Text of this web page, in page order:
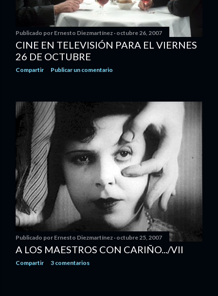
Compartir 1 comentario
Publicado por Ernesto Diezmartínez octubre 26, 2007
CINE EN TELEVISIÓN PARA EL VIERNES
26 DE OCTUBRE
Compartir Publicar un comentario
Publicado por Ernesto Diezmartínez octubre 25, 2007
A LOS MAESTROS CON CARIÑO.../VII
Compartir 3 comentarios